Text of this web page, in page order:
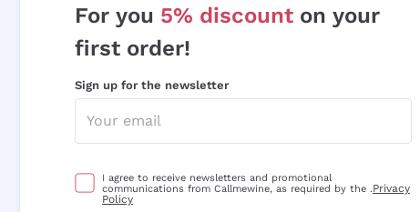
For you 5% discount on your
first order!
Sign up for the newsletter
I agree to receive newsletters and promotional
communications from Callmewine, as required by the .Privacy
Policy